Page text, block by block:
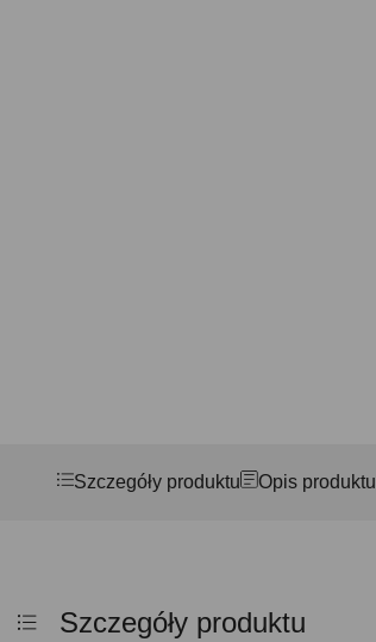
Szczegóły produktu Opis produktu
Szczegóły produktu